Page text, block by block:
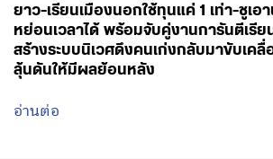
ยาว-เรียนเมืองนอกใช้ทุนแค่ 1 เท่า-ชูเอ
หย่อนเวลาได้ พร้อมจับคู่งานการันตีเรีย
สร้างระบบนิเวศดึงคนเก่งกลับมาขับเคลื่
ลุ้นดันให้มีผลย้อนหลัง
อ่านต่อ